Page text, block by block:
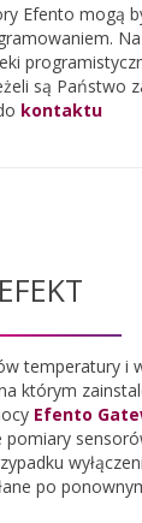
Efento mogą
są Państwo
kontaktu
EFEKT
temperatury i
którym
Efento
po